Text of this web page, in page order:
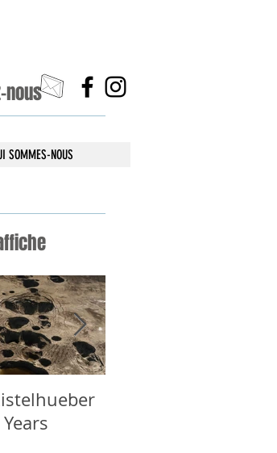
nous
SOMMES-NOUS